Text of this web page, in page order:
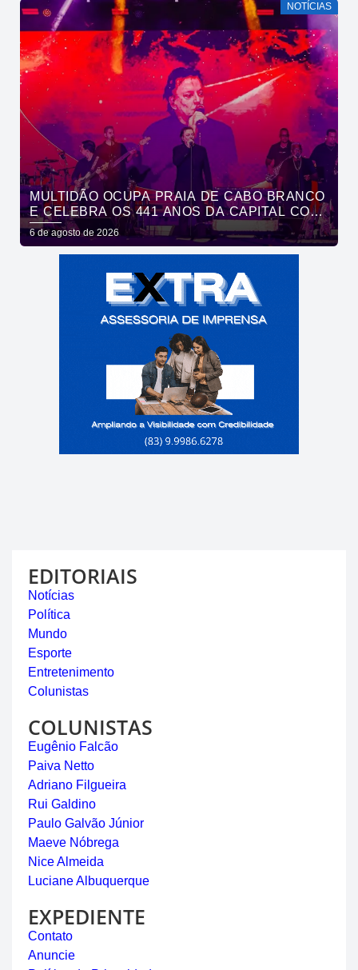
NOTÍCIAS
MULTIDÃO OCUPA PRAIA DE CABO BRANCO
E CELEBRA OS 441 ANOS DA CAPITAL COM
SHOWS DE ROUPA NOVA E FÁBIO JR
6 de agosto de 2026
EDITORIAIS
Notícias
Política
Mundo
Esporte
Entretenimento
Colunistas
COLUNISTAS
Eugênio Falcão
Paiva Netto
Adriano Filgueira
Rui Galdino
Paulo Galvão Júnior
Maeve Nóbrega
Nice Almeida
Luciane Albuquerque
EXPEDIENTE
Contato
Anuncie